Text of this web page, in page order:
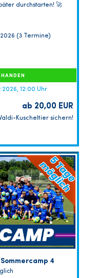
durchstarten! 🚀
(3 Termine)
12:00 Uhr
ab 20,00 EUR
Kuscheltier sichern!
4